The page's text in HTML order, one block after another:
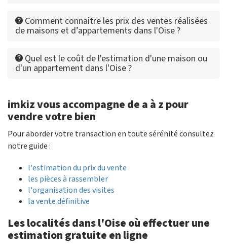
Comment connaitre les prix des ventes réalisées
de maisons et d’appartements dans l'Oise ?
Quel est le coût de l'estimation d'une maison ou
d'un appartement dans l'Oise ?
imkiz vous accompagne de a à z pour
vendre votre bien
Pour aborder votre transaction en toute sérénité consultez
notre guide :
l'estimation du prix du vente
les pièces à rassembler
l'organisation des visites
la vente définitive
Les localités dans l'Oise où effectuer une
estimation gratuite en ligne